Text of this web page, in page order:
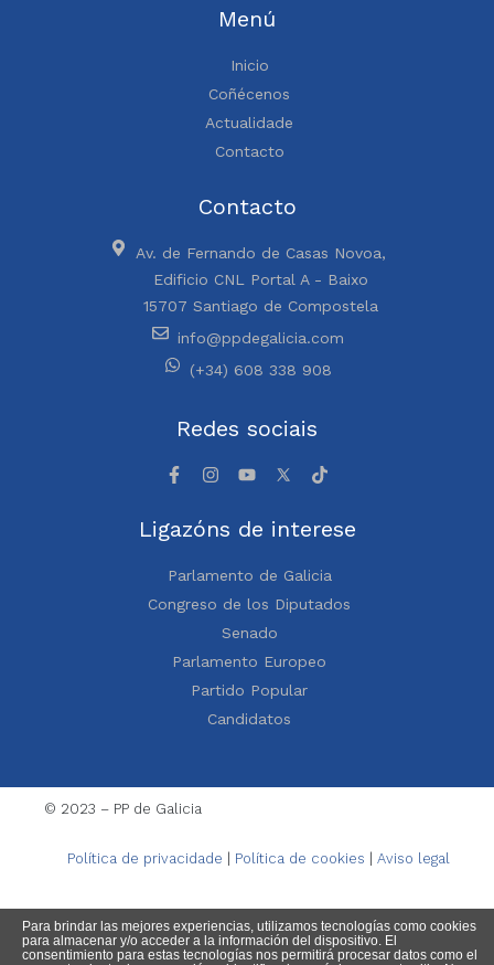
Menú
Inicio
Coñécenos
Actualidade
Contacto
Contacto
Av. de Fernando de Casas Novoa,
Edificio CNL Portal A - Baixo
15707 Santiago de Compostela
info@ppdegalicia.com
(+34) 608 338 908
Redes sociais
Ligazóns de interese
Parlamento de Galicia
Congreso de los Diputados
Senado
Parlamento Europeo
Partido Popular
Candidatos
© 2023 – PP de Galicia
Política de privacidade Política de cookies Aviso legal
Para brindar las mejores experiencias, utilizamos tecnologías como cookies
para almacenar y/o acceder a la información del dispositivo. El
consentimiento para estas tecnologías nos permitirá procesar datos como el